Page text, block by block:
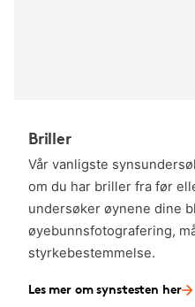
Briller
Vår vanligste
om du har briller fra før
undersøker øynene dine
øyebunnsfotografering,
styrkebestemmelse.
Les mer om synstesten her